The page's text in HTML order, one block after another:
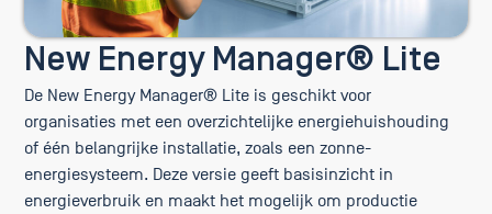
New Energy Manager® Lite
De New Energy Manager® Lite is geschikt voor
organisaties met een overzichtelijke energiehuishouding
of één belangrijke installatie, zoals een zonne-
energiesysteem. Deze versie geeft basisinzicht in
energieverbruik en maakt het mogelijk om productie